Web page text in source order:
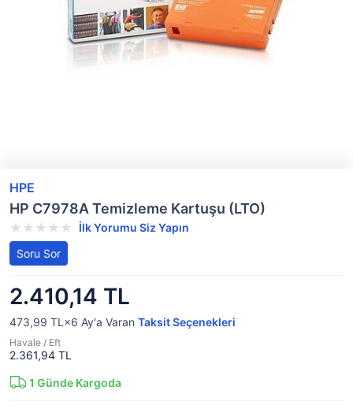
HPE
HP C7978A Temizleme Kartuşu (LTO)
İlk Yorumu Siz Yapın
Soru Sor
2.410,14 TL
473,99 TL×6 Ay'a Varan Taksit Seçenekleri
Havale / Eft
2.361,94 TL
1 Günde Kargoda